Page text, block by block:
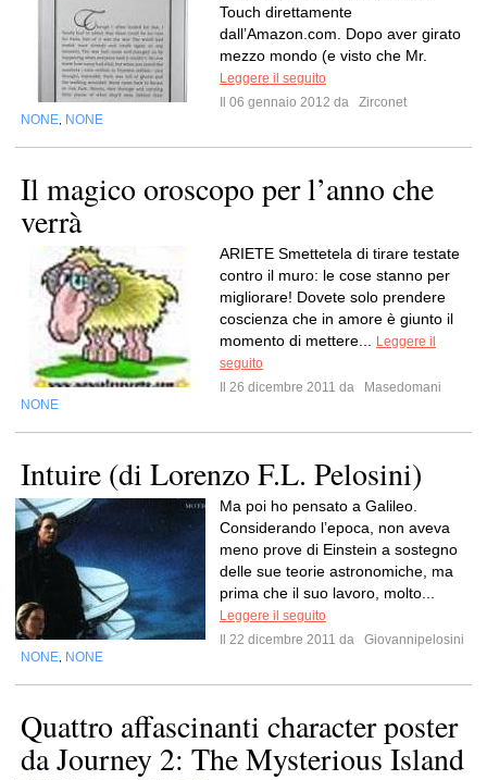
Touch direttamente
dall’Amazon.com. Dopo aver girato
mezzo mondo (e visto che Mr.
Leggere il seguito
Il 06 gennaio 2012 da
Zirconet
NONE NONE
Il magico oroscopo per l’anno che
verrà
ARIETE Smettetela di tirare testate
contro il muro: le cose stanno per
migliorare! Dovete solo prendere
coscienza che in amore è giunto il
momento di mettere...
Leggere il
seguito
Il 26 dicembre 2011 da
Masedomani
NONE
Intuire (di Lorenzo F.L. Pelosini)
Ma poi ho pensato a Galileo.
Considerando l’epoca, non aveva
meno prove di Einstein a sostegno
delle sue teorie astronomiche, ma
prima che il suo lavoro, molto...
Leggere il seguito
Il 22 dicembre 2011 da
Giovannipelosini
NONE NONE
Quattro affascinanti character poster
da Journey 2: The Mysterious Island